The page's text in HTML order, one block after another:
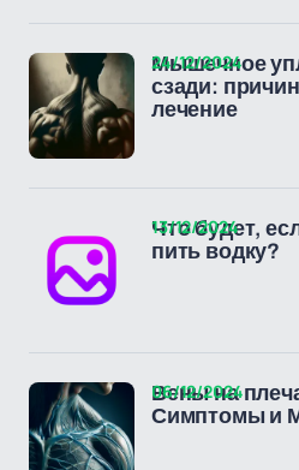
Мышечное
сзади:
лечение
24/12/2024
Что будет,
пить водку?
13/12/2024
Вены на
Симптомы и
06/12/2024